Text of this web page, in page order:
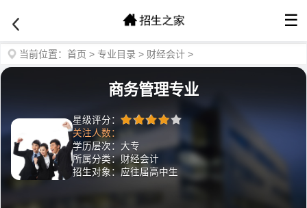
☰
当前位置： 首页 > 专业目录 > 财经会计 >
商务管理专业
星级评分：
关注人数：
学历层次：大专
所属分类：财经会计
招生对象：应往届高中生